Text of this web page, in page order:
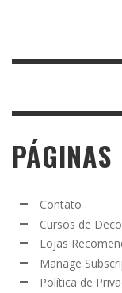
PÁGINAS
Contato
Cursos de
Lojas
Manage
Política de